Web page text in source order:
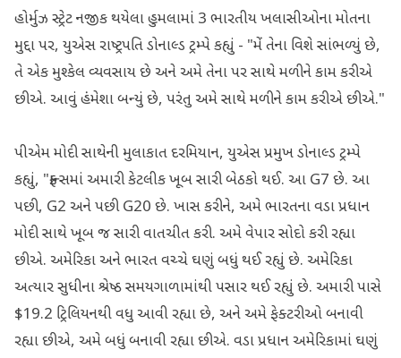
હોર્મુઝ સ્ટ્રેટ નજીક થયેલા હુમલામાં 3 ભારતીય ખલાસીઓના મોતના
મુદ્દા પર, યુએસ રાષ્ટ્રપતિ ડોનાલ્ડ ટ્રમ્પે કહ્યું - "મેં તેના વિશે સાંભળ્યું છે,
તે એક મુશ્કેલ વ્યવસાય છે અને અમે તેના પર સાથે મળીને કામ કરીએ
છીએ. આવું હંમેશા બન્યું છે, પરંતુ અમે સાથે મળીને કામ કરીએ છીએ."
પીએમ મોદી સાથેની મુલાકાત દરમિયાન, યુએસ પ્રમુખ ડોનાલ્ડ ટ્રમ્પે
કહ્યું, "ફ્રાન્સમાં અમારી કેટલીક ખૂબ સારી બેઠકો થઈ. આ G7 છે. આ
પછી, G2 અને પછી G20 છે. ખાસ કરીને, અમે ભારતના વડા પ્રધાન
મોદી સાથે ખૂબ જ સારી વાતચીત કરી. અમે વેપાર સોદો કરી રહ્યા
છીએ. અમેરિકા અને ભારત વચ્ચે ઘણું બધું થઈ રહ્યું છે. અમેરિકા
અત્યાર સુધીના શ્રેષ્ઠ સમયગાળામાંથી પસાર થઈ રહ્યું છે. અમારી પાસે
$19.2 ટ્રિલિયનથી વધુ આવી રહ્યા છે, અને અમે ફેક્ટરીઓ બનાવી
રહ્યા છીએ, અમે બધું બનાવી રહ્યા છીએ. વડા પ્રધાન અમેરિકામાં ઘણું